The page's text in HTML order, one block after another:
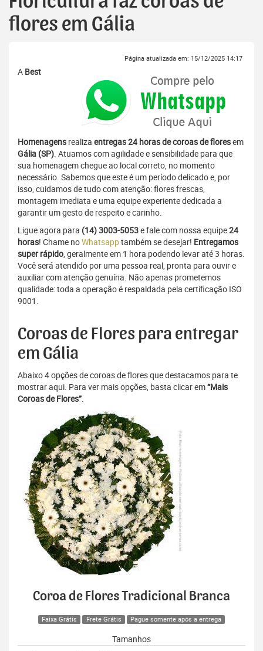
flores em Gália
Página atualizada em: 15/12/2025 14:17
A Best
Homenagens realiza entregas 24 horas de coroas de floresem
Gália (SP). Atuamos com agilidade e sensibilidade para que
sua homenagem chegue ao local correto, no momento
necessário. Sabemos que este é um período delicado e, por
isso, cuidamos de tudo com atenção: flores frescas,
montagem imediata e uma equipe experiente dedicada a
garantir um gesto de respeito e carinho.
Ligue agora para (14) 3003-5053e fale com nossa equipe24
horas! Chame noWhatsapptambém se desejar! Entregamos
super rápido, geralmente em 1 hora podendo levar até 3 horas.
Você será atendido por uma pessoa real, pronta para ouvir e
auxiliar com atenção genuína. Não apenas prometemos
qualidade: toda a operação é respaldada pela certificação ISO
9001.
Coroas de Flores para entregar
em Gália
Abaixo 4 opções de coroas de flores que destacamos para te
mostrar aqui. Para ver mais opções, basta clicar em“Mais
Coroas de Flores”.
Coroa de Flores Tradicional Branca
Faixa Grátis Frete Grátis Pague somente após a entrega
Tamanhos